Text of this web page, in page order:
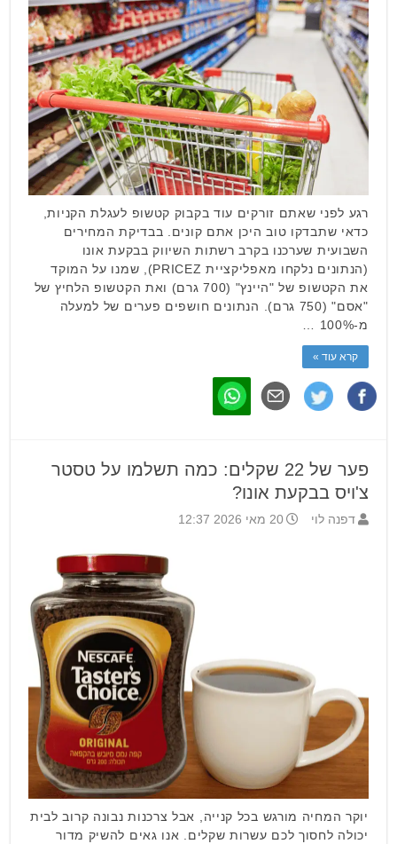
רגע לפני שאתם זורקים עוד בקבוק קטשופ לעגלת הקניות,
כדאי שתבדקו טוב היכן אתם קונים. בבדיקת המחירים
השבועית שערכנו בקרב רשתות השיווק בבקעת אונו
(הנתונים נלקחו מאפליקציית PRICEZ), שמנו על המוקד
את הקטשופ של "היינץ" (700 גרם) ואת הקטשופ הלחיץ של
"אסם" (750 גרם). הנתונים חושפים פערים של למעלה
מ-100% …
קרא עוד »
פער של 22 שקלים: כמה תשלמו על טסטר
צ'ויס בבקעת אונו?
דפנה לוי 20 מאי 2026 12:37
יוקר המחיה מורגש בכל קנייה, אבל צרכנות נבונה קרוב לבית
יכולה לחסוך לכם עשרות שקלים. אנו גאים להשיק מדור